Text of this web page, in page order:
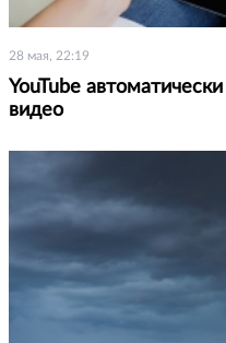
28 мая, 22:19
YouTube
видео